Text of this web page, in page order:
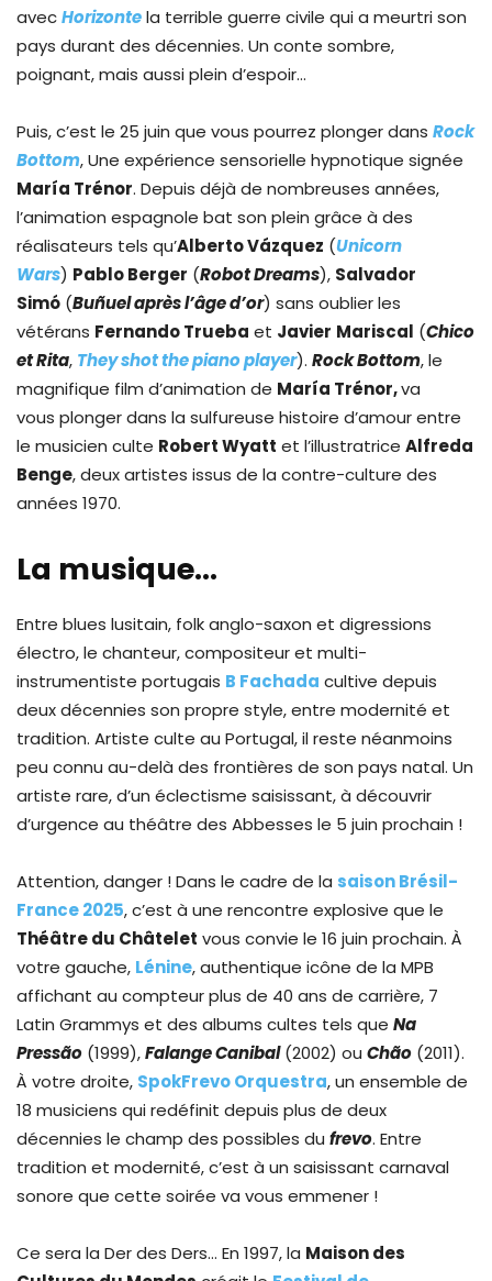
avecHorizontela terrible guerre civile qui a meurtri son
pays durant des décennies. Un conte sombre,
poignant, mais aussi plein d’espoir…
Puis, c’est le 25 juin que vous pourrez plonger dans Rock
Bottom, Une expérience sensorielle hypnotique signée
María Trénor. Depuis déjà de nombreuses années,
l’animation espagnole bat son plein grâce à des
réalisateurs tels qu’Alberto Vázquez (Unicorn
Wars) Pablo Berger (Robot Dreams), Salvador
Simó (Buñuel après l’âge d’or) sans oublier les
vétérans Fernando Trueba et Javier Mariscal (Chico
et Rita, They shot the piano player). Rock Bottom, le
magnifique film d’animation de María Trénor,va
vous plonger dans la sulfureuse histoire d’amour entre
le musicien culte Robert Wyatt et l’illustratrice Alfreda
Benge, deux artistes issus de la contre-culture des
années 1970.
La musique…
Entre blues lusitain, folk anglo-saxon et digressions
électro, le chanteur, compositeur et multi-
instrumentiste portugais B Fachada cultive depuis
deux décennies son propre style, entre modernité et
tradition. Artiste culte au Portugal, il reste néanmoins
peu connu au-delà des frontières de son pays natal. Un
artiste rare, d’un éclectisme saisissant, à découvrir
d’urgence au théâtre des Abbesses le 5 juin prochain !
Attention, danger ! Dans le cadre de la saison Brésil-
France 2025, c’est à une rencontre explosive que le
Théâtre du Châtelet vous convie le 16 juin prochain. À
votre gauche, Lénine, authentique icône de la MPB
affichant au compteur plus de 40 ans de carrière, 7
Latin Grammys et des albums cultes tels que Na
Pressão (1999),Falange Canibal(2002) ou Chão (2011).
À votre droite, SpokFrevo Orquestra, un ensemble de
18 musiciens qui redéfinit depuis plus de deux
décennies le champ des possibles du frevo. Entre
tradition et modernité, c’est à un saisissant carnaval
sonore que cette soirée va vous emmener !
Ce sera la Der des Ders… En 1997, la Maison des